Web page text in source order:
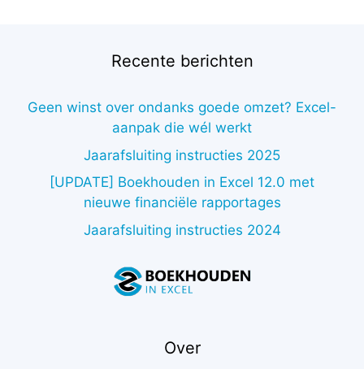
Recente berichten
Geen winst over ondanks goede omzet? Excel-
aanpak die wél werkt
Jaarafsluiting instructies 2025
[UPDATE] Boekhouden in Excel 12.0 met
nieuwe financiële rapportages
Jaarafsluiting instructies 2024
Over